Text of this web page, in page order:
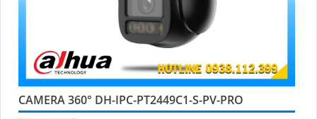
CAMERA 360° DH-IPC-PT2449C1-S-PV-PRO